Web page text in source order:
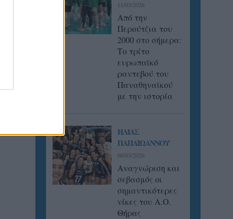
11/03/2026
Από την
Περούτζια του
2000 στο σήμερα:
Tο τρίτο
ευρωπαϊκό
ραντεβού του
Παναθηναϊκού
με την ιστορία
ΗΛΙΑΣ
ΠΑΠΑΪΩΑΝΝΟΥ
08/03/2026
Αναγνώριση και
σεβασμός οι
σημαντικότερες
νίκες του Α.Ο.
Θήρας